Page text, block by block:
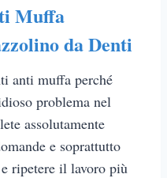
Muffa
da Denti
anti muffa perché
problema nel
assolutamente
e soprattutto
ripetere il lavoro più